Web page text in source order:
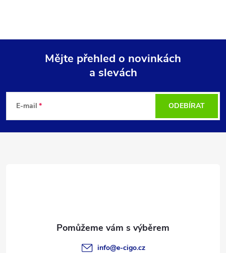
p
Mějte přehled o novinkách
a slevách
E-mail ODEBÍRAT
info@e-cigo.cz